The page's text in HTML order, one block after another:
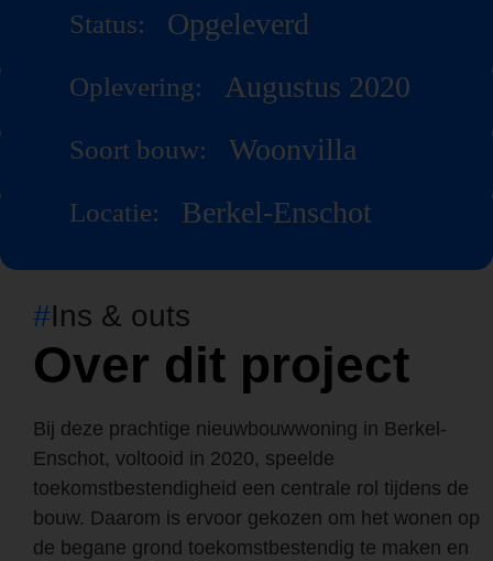
Status: Opgeleverd
Oplevering: Augustus 2020
Soort bouw: Woonvilla
Locatie: Berkel-Enschot
#Ins & outs
Over dit project
Bij deze prachtige nieuwbouwwoning in Berkel-
Enschot, voltooid in 2020, speelde
toekomstbestendigheid een centrale rol tijdens de
bouw. Daarom is ervoor gekozen om het wonen op
de begane grond toekomstbestendig te maken en